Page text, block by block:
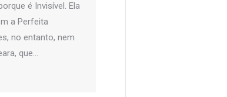
é Invisível. Ela
a Perfeita
no entanto, nem
que…